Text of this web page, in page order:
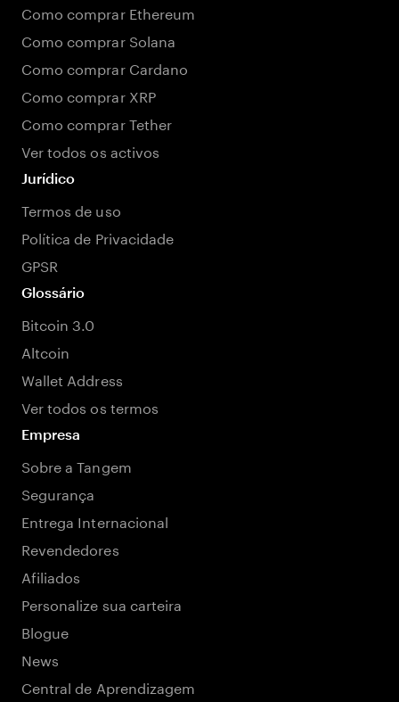
Como comprar Ethereum
Como comprar Solana
Como comprar Cardano
Como comprar XRP
Como comprar Tether
Ver todos os activos
Jurídico
Termos de uso
Política de Privacidade
GPSR
Glossário
Bitcoin 3.0
Altcoin
Wallet Address
Ver todos os termos
Empresa
Sobre a Tangem
Segurança
Entrega Internacional
Revendedores
Afiliados
Personalize sua carteira
Blogue
News
Central de Aprendizagem